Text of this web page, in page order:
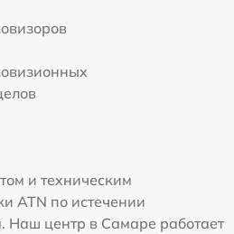
и техническим
ATN по истечении
Наш центр в Самаре работает